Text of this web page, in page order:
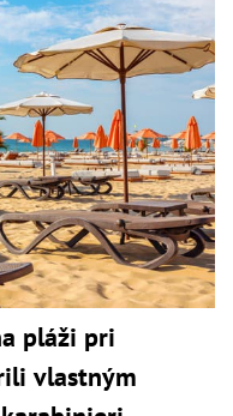
pláži pri
vlastným